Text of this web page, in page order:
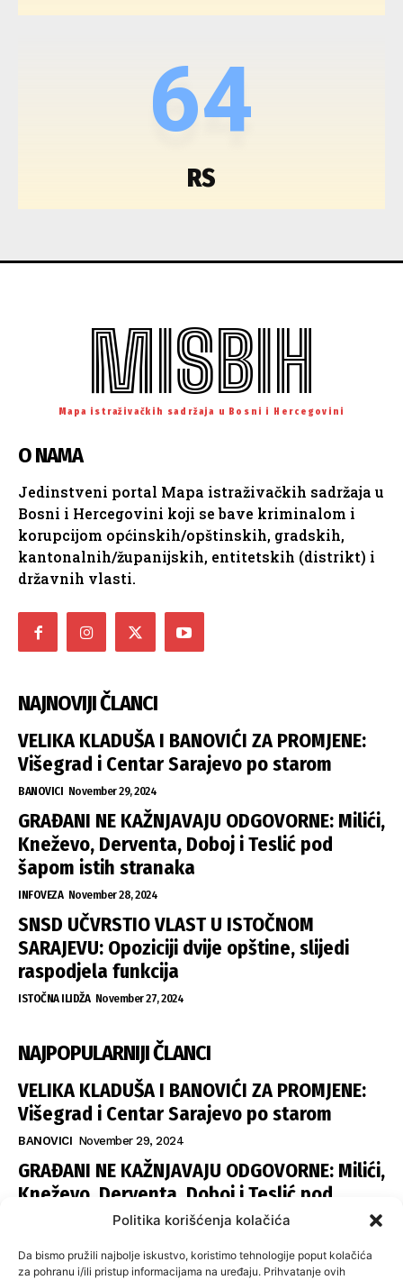
Politika korišćenja kolačića
Da bismo pružili najbolje iskustvo, koristimo tehnologije poput kolačića
za pohranu i/ili pristup informacijama na uređaju. Prihvatanje ovih
64
RS
MISBIH
Mapa istraživačkih sadržaja u Bosni i Hercegovini
O NAMA
Jedinstveni portal Mapa istraživačkih sadržaja u
Bosni i Hercegovini koji se bave kriminalom i
korupcijom općinskih/opštinskih, gradskih,
kantonalnih/županijskih, entitetskih (distrikt) i
državnih vlasti.
NAJNOVIJI ČLANCI
VELIKA KLADUŠA I BANOVIĆI ZA PROMJENE:
Višegrad i Centar Sarajevo po starom
BANOVICI November 29, 2024
GRAĐANI NE KAŽNJAVAJU ODGOVORNE: Milići,
Kneževo, Derventa, Doboj i Teslić pod
šapom istih stranaka
INFOVEZA November 28, 2024
SNSD UČVRSTIO VLAST U ISTOČNOM
SARAJEVU: Opoziciji dvije opštine, slijedi
raspodjela funkcija
ISTOČNA ILIDŽA November 27, 2024
NAJPOPULARNIJI ČLANCI
VELIKA KLADUŠA I BANOVIĆI ZA PROMJENE:
Višegrad i Centar Sarajevo po starom
BANOVICI November 29, 2024
GRAĐANI NE KAŽNJAVAJU ODGOVORNE: Milići,
Kneževo, Derventa, Doboj i Teslić pod
šapom istih stranaka
SNSD UČVRSTIO VLAST U ISTOČNOM